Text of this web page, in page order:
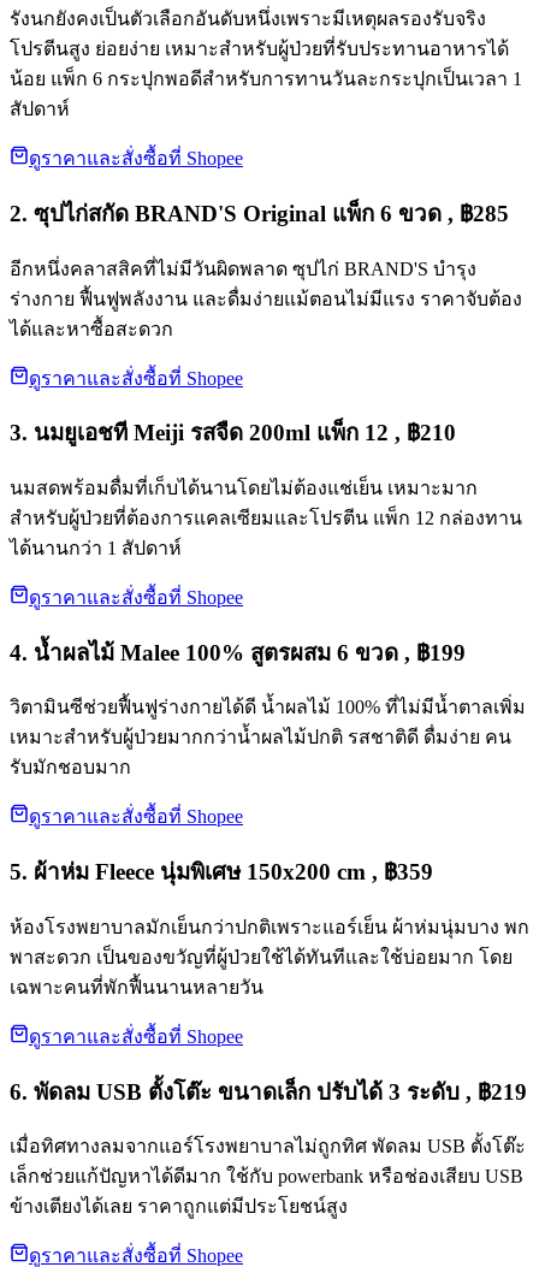
รังนกยังคงเป็นตัวเลือกอันดับหนึ่งเพราะมีเหตุผลรองรับจริง
โปรตีนสูง ย่อยง่าย เหมาะสำหรับผู้ป่วยที่รับประทานอาหารได้
น้อย แพ็ก 6 กระปุกพอดีสำหรับการทานวันละกระปุกเป็นเวลา 1
สัปดาห์
ดูราคาและสั่งซื้อที่ Shopee
2. ซุปไก่สกัด BRAND'S Original แพ็ก 6 ขวด , ฿285
อีกหนึ่งคลาสสิคที่ไม่มีวันผิดพลาด ซุปไก่ BRAND'S บำรุง
ร่างกาย ฟื้นฟูพลังงาน และดื่มง่ายแม้ตอนไม่มีแรง ราคาจับต้อง
ได้และหาซื้อสะดวก
ดูราคาและสั่งซื้อที่ Shopee
3. นมยูเอชที Meiji รสจืด 200ml แพ็ก 12 , ฿210
นมสดพร้อมดื่มที่เก็บได้นานโดยไม่ต้องแช่เย็น เหมาะมาก
สำหรับผู้ป่วยที่ต้องการแคลเซียมและโปรตีน แพ็ก 12 กล่องทาน
ได้นานกว่า 1 สัปดาห์
ดูราคาและสั่งซื้อที่ Shopee
4. น้ำผลไม้ Malee 100% สูตรผสม 6 ขวด , ฿199
วิตามินซีช่วยฟื้นฟูร่างกายได้ดี น้ำผลไม้ 100% ที่ไม่มีน้ำตาลเพิ่ม
เหมาะสำหรับผู้ป่วยมากกว่าน้ำผลไม้ปกติ รสชาติดี ดื่มง่าย คน
รับมักชอบมาก
ดูราคาและสั่งซื้อที่ Shopee
5. ผ้าห่ม Fleece นุ่มพิเศษ 150x200 cm , ฿359
ห้องโรงพยาบาลมักเย็นกว่าปกติเพราะแอร์เย็น ผ้าห่มนุ่มบาง พก
พาสะดวก เป็นของขวัญที่ผู้ป่วยใช้ได้ทันทีและใช้บ่อยมาก โดย
เฉพาะคนที่พักฟื้นนานหลายวัน
ดูราคาและสั่งซื้อที่ Shopee
6. พัดลม USB ตั้งโต๊ะ ขนาดเล็ก ปรับได้ 3 ระดับ , ฿219
เมื่อทิศทางลมจากแอร์โรงพยาบาลไม่ถูกทิศ พัดลม USB ตั้งโต๊ะ
เล็กช่วยแก้ปัญหาได้ดีมาก ใช้กับ powerbank หรือช่องเสียบ USB
ข้างเตียงได้เลย ราคาถูกแต่มีประโยชน์สูง
ดูราคาและสั่งซื้อที่ Shopee